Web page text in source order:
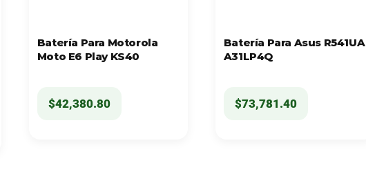
Batería Para Motorola
Moto E6 Play KS40
$42,380.80
Batería Para Asus R541UA
A31LP4Q
$73,781.40